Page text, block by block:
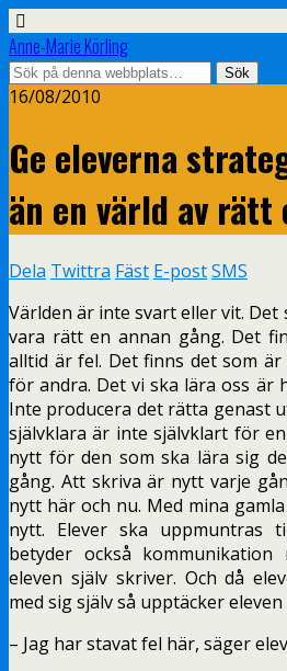
Anne-Marie Körling
16/08/2010
Ge eleverna
än en värld av rätt
Dela Twittra Fäst E-postSMS
Världen är inte svart eller vit. Det
vara rätt en annan gång. Det
alltid är fel. Det finns det som
för andra. Det vi ska lära oss
Inte producera det rätta genast
självklara är inte självklart för
nytt för den som ska lära sig
gång. Att skriva är nytt varje
nytt här och nu. Med mina
nytt. Elever ska uppmuntras
betyder också
eleven själv skriver. Och då
med sig själv så upptäcker
– Jag har stavat fel här, säger